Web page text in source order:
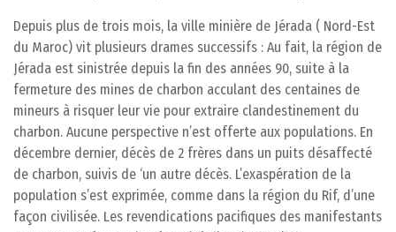
Depuis plus de trois mois, la ville minière de Jérada ( Nord-Est
du Maroc) vit plusieurs drames successifs : Au fait, la région de
Jérada est sinistrée depuis la fin des années 90, suite à la
fermeture des mines de charbon acculant des centaines de
mineurs à risquer leur vie pour extraire clandestinement du
charbon. Aucune perspective n’est offerte aux populations. En
décembre dernier, décès de 2 frères dans un puits désaffecté
de charbon, suivis de ‘un autre décès. L’exaspération de la
population s’est exprimée, comme dans la région du Rif, d’une
façon civilisée. Les revendications pacifiques des manifestants